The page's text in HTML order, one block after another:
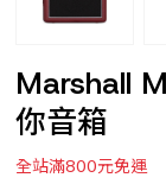
Marshall
你音箱
全站滿800元免運